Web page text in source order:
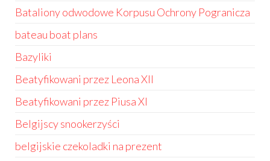
Bataliony odwodowe Korpusu Ochrony Pogranicza
bateau boat plans
Bazyliki
Beatyfikowani przez Leona XII
Beatyfikowani przez Piusa XI
Belgijscy snookerzyści
belgijskie czekoladki na prezent